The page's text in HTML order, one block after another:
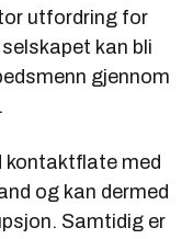
utfordring for
kan bli
gjennom
kontaktflate med
og kan dermed
Samtidig er